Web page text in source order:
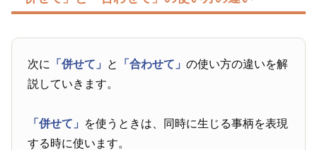
次に 「併せて」 と 「合わせて」の使い方の違いを解
説していきます。
「併せて」 を使うときは、同時に生じる事柄を表現
する時に使います。